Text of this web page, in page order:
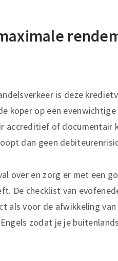
is deze
koper op een
accreditief of documentair
dan geen
over en zorg er met een
De checklist van
als voor de afwikkeling
zodat je je